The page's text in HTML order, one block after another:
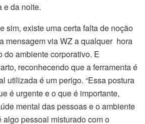
e da noite.
sim, existe uma certa falta de noção
mensagem via WZ a qualquer hora
do ambiente corporativo. E
reconhecendo que a ferramenta é
utilizada é um perigo. “Essa postura
é urgente e o que é importante,
mental das pessoas e o ambiente
pessoal misturado com o